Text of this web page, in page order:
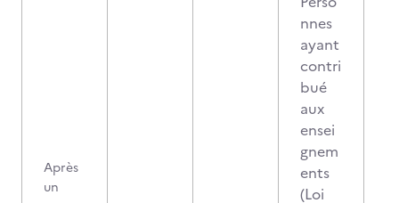
Après
un
nnes
ayant
contri
bué
aux
ensei
gnem
ents
(Loi